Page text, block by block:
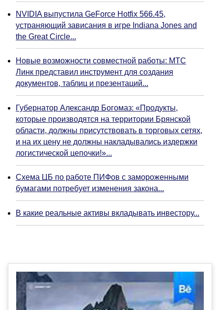
NVIDIA выпустила GeForce Hotfix 566.45,
устраняющий зависания в игре Indiana Jones and
the Great Circle...
Новые возможности совместной работы: МТС
Линк представил инструмент для создания
документов, таблиц и презентаций...
Губернатор Александр Богомаз: «Продукты,
которые производятся на территории Брянской
области, должны присутствовать в торговых сетях,
и на их цену не должны накладывались издержки
логистической цепочки!»...
Схема ЦБ по работе ПИФов с замороженными
бумагами потребует изменения закона...
В какие реальные активы вкладывать инвестору...